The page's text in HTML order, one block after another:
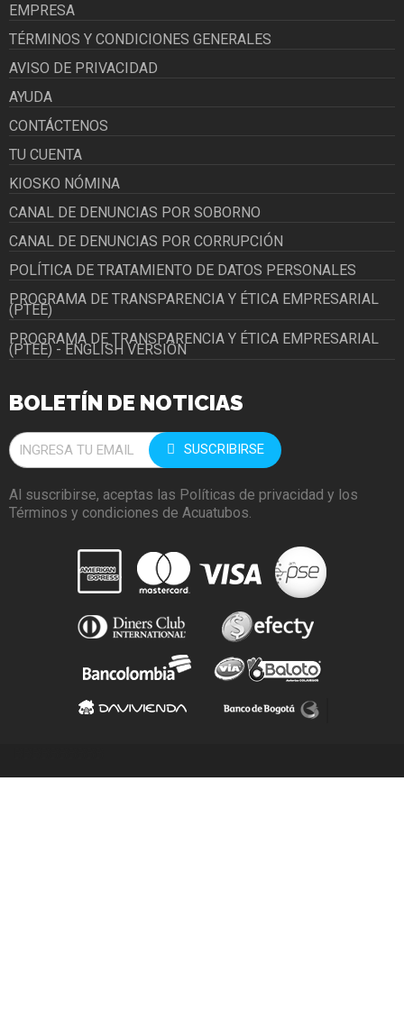
EMPRESA
TÉRMINOS Y CONDICIONES GENERALES
AVISO DE PRIVACIDAD
AYUDA
CONTÁCTENOS
TU CUENTA
KIOSKO NÓMINA
CANAL DE DENUNCIAS POR SOBORNO
CANAL DE DENUNCIAS POR CORRUPCIÓN
POLÍTICA DE TRATAMIENTO DE DATOS PERSONALES
PROGRAMA DE TRANSPARENCIA Y ÉTICA EMPRESARIAL
(PTEE)
PROGRAMA DE TRANSPARENCIA Y ÉTICA EMPRESARIAL
(PTEE) - ENGLISH VERSIÓN
BOLETÍN DE NOTICIAS
SUSCRIBIRSE
Al suscribirse, aceptas las Políticas de privacidad y los
Términos y condiciones de Acuatubos.